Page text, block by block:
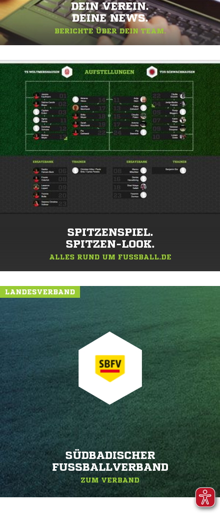
DEIN VEREIN.
DEINE NEWS.
BERICHTE ÜBER DEIN TEAM.
SPITZENSPIEL.
SPITZEN-LOOK.
ALLES RUND UM FUSSBALL.DE
LANDESVERBAND
SÜDBADISCHER
FUSSBALLVERBAND
ZUM VERBAND